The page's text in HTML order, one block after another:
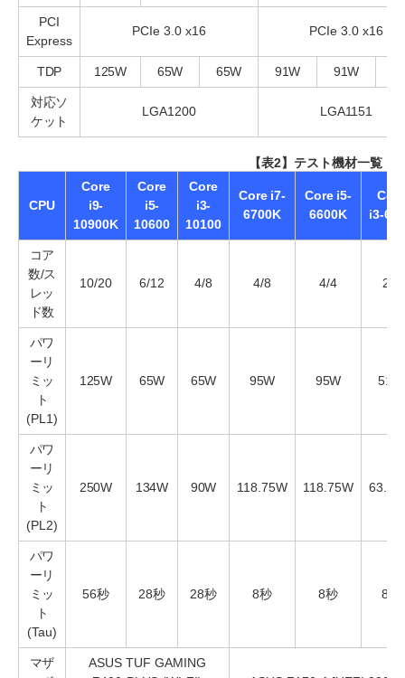
PCI
Express
PCIe 3.0 x16 PCIe 3.0 x16
TDP 125W 65W 65W 91W 91W
対応ソ
ケット
LGA1200 LGA1151
【表2】テスト機材一覧
CPU
Core
i9-
10900K
Core
i5-
10600
Core
i3-
10100
Core i7-
6700K
Core i5-
6600K
Core
i3-
コア
数/ス
レッ
ド数
10/20 6/12 4/8 4/8 4/4 2/4
パワ
ーリ
ミッ
ト
(PL1)
125W 65W 65W 95W 95W 51W
パワ
ーリ
ミッ
ト
(PL2)
250W 134W 90W 118.75W 118.75W
パワ
ーリ
ミッ
ト
(Tau)
56秒 28秒 28秒 8秒 8秒 8秒
マザ
ASUS TUF GAMING